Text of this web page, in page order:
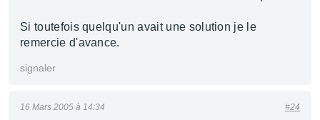
Si toutefois quelqu'un avait une solution je le
remercie d'avance.
signaler
16 Mars 2005 à 14:34 #24